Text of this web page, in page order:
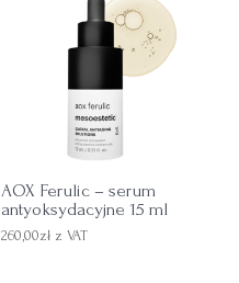
AOX Ferulic – serum
antyoksydacyjne 15 ml
260,00zł z VAT